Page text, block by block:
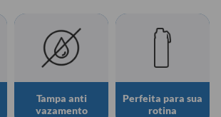
Tampa anti
vazamento
Perfeita para sua
rotina